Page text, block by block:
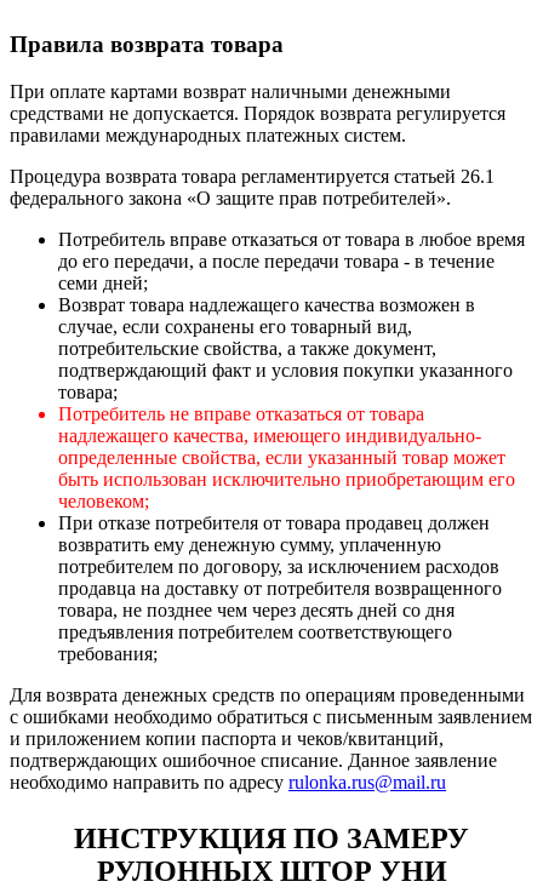
Правила возврата товара
При оплате картами возврат наличными денежными
средствами не допускается. Порядок возврата регулируется
правилами международных платежных систем.
Процедура возврата товара регламентируется статьей 26.1
федерального закона «О защите прав потребителей».
Потребитель вправе отказаться от товара в любое время
до его передачи, а после передачи товара - в течение
семи дней;
Возврат товара надлежащего качества возможен в
случае, если сохранены его товарный вид,
потребительские свойства, а также документ,
подтверждающий факт и условия покупки указанного
товара;
Потребитель не вправе отказаться от товара
надлежащего качества, имеющего индивидуально-
определенные свойства, если указанный товар может
быть использован исключительно приобретающим его
человеком;
При отказе потребителя от товара продавец должен
возвратить ему денежную сумму, уплаченную
потребителем по договору, за исключением расходов
продавца на доставку от потребителя возвращенного
товара, не позднее чем через десять дней со дня
предъявления потребителем соответствующего
требования;
Для возврата денежных средств по операциям проведенными
с ошибками необходимо обратиться с письменным заявлением
и приложением копии паспорта и чеков/квитанций,
подтверждающих ошибочное списание. Данное заявление
необходимо направить по адресу rulonka.rus@mail.ru
ИНСТРУКЦИЯ ПО ЗАМЕРУ
РУЛОННЫХ ШТОР УНИ